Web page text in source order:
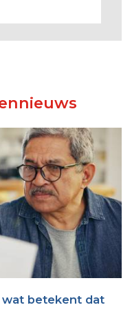
betekent dat